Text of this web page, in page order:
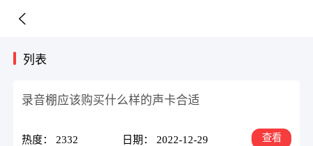
列表
录音棚应该购买什么样的声卡合适
热度： 2332 日期： 2022-12-29 查看